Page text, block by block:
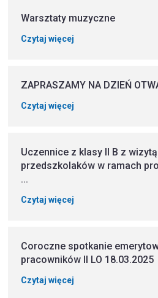
Warsztaty muzyczne
Czytaj więcej
ZAPRASZAMY NA DZIEŃ
Czytaj więcej
Uczennice z klasy II B z
przedszkolaków w ramach
...
Czytaj więcej
Coroczne spotkanie
pracowników II LO 18.03.2025
Czytaj więcej